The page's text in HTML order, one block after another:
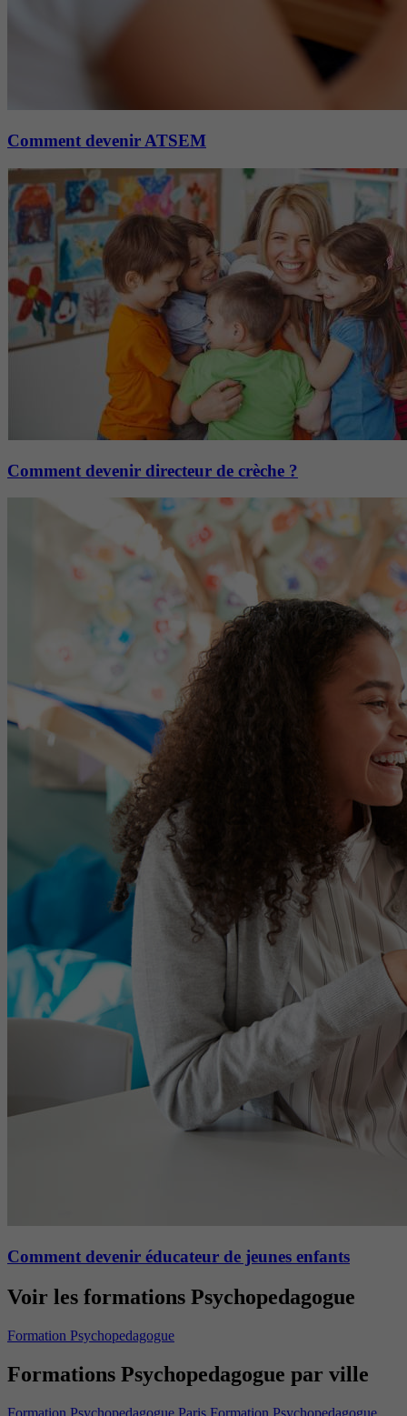
Comment devenir ATSEM
Comment devenir directeur de crèche ?
Comment devenir éducateur de jeunes enfants
Voir les formations Psychopedagogue
Formation Psychopedagogue
Formations Psychopedagogue par ville
Formation Psychopedagogue Paris Formation Psychopedagogue